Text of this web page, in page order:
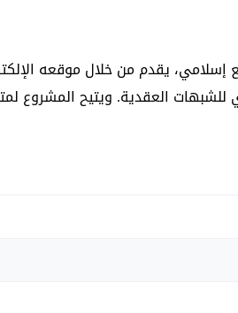
يقدم من خلال موقعه
للشبهات العقدية. ويتيح المشروع